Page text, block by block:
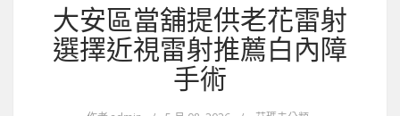
大安區當舖提供老花雷射
選擇近視雷射推薦白內障
手術